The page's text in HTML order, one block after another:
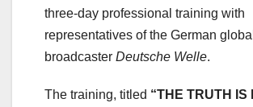
three-day professional training with
representatives of the German global
broadcaster Deutsche Welle.
The training, titled “THE TRUTH IS